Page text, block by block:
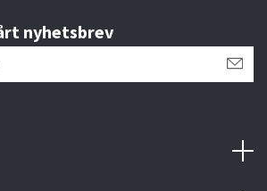
nyhetsbrev